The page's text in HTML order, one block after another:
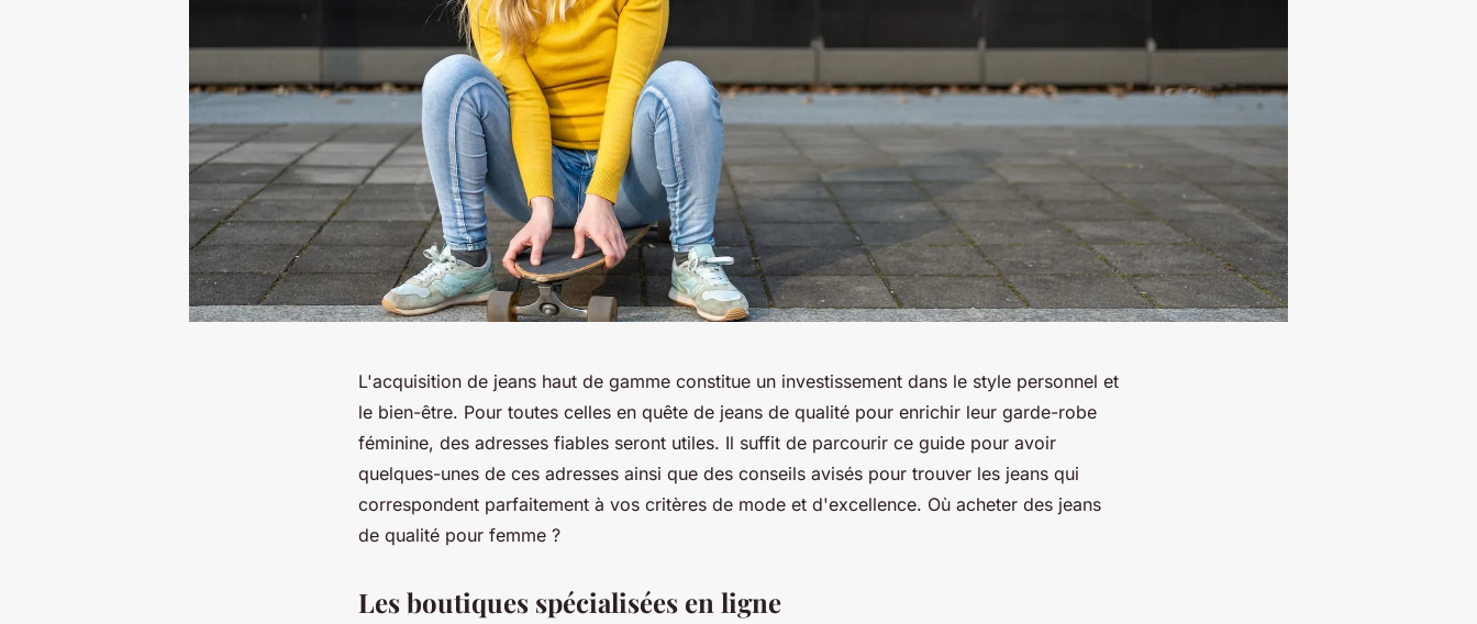
L'acquisition de jeans haut de gamme constitue un investissement dans le style personnel et
le bien-être. Pour toutes celles en quête de jeans de qualité pour enrichir leur garde-robe
féminine, des adresses fiables seront utiles. Il suffit de parcourir ce guide pour avoir
quelques-unes de ces adresses ainsi que des conseils avisés pour trouver les jeans qui
correspondent parfaitement à vos critères de mode et d'excellence. Où acheter des jeans
de qualité pour femme ?
Les boutiques spécialisées en ligne